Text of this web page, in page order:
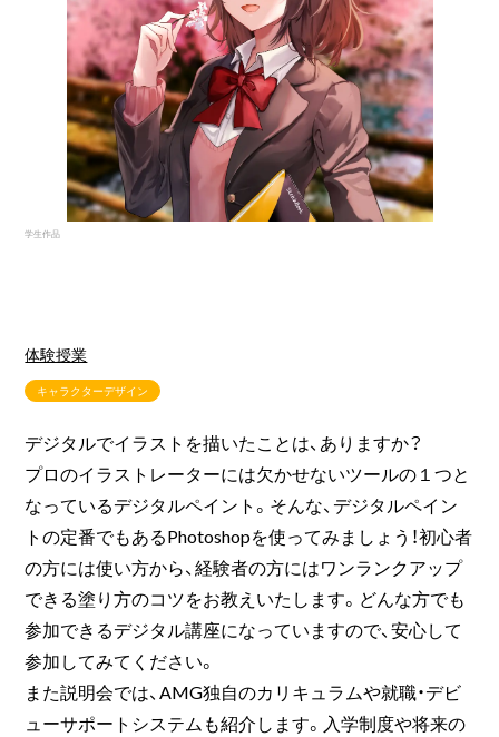
学生作品
体験授業
キャラクターデザイン
デジタルでイラストを描いたことは、ありますか？
プロのイラストレーターには欠かせないツールの１つと
なっているデジタルペイント。そんな、デジタルペイン
トの定番でもあるPhotoshopを使ってみましょう！初心者
の方には使い方から、経験者の方にはワンランクアップ
できる塗り方のコツをお教えいたします。どんな方でも
参加できるデジタル講座になっていますので、安心して
参加してみてください。
また説明会では、AMG独自のカリキュラムや就職・デビ
ューサポートシステムも紹介します。入学制度や将来の